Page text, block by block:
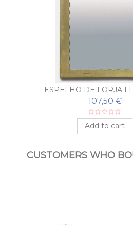
ESPELHO DE FORJA
107,50 €
Add to cart
CUSTOMERS WHO